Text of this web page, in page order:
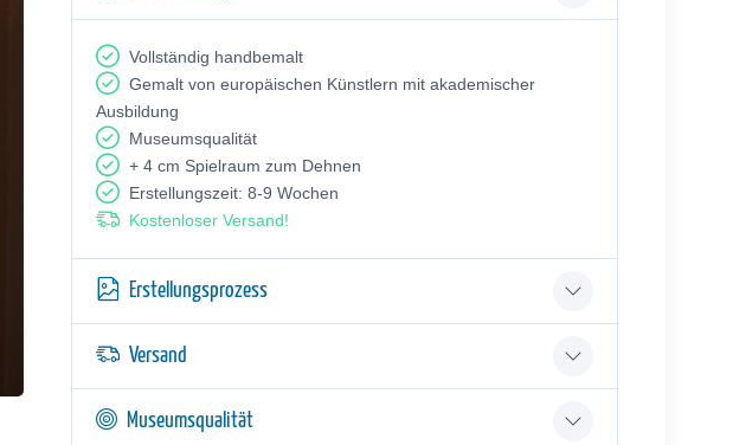
Vollständig handbemalt
Gemalt von europäischen Künstlern mit akademischer
Ausbildung
Museumsqualität
+ 4 cm Spielraum zum Dehnen
Erstellungszeit: 8-9 Wochen
Kostenloser Versand!
Erstellungsprozess
Versand
Museumsqualität